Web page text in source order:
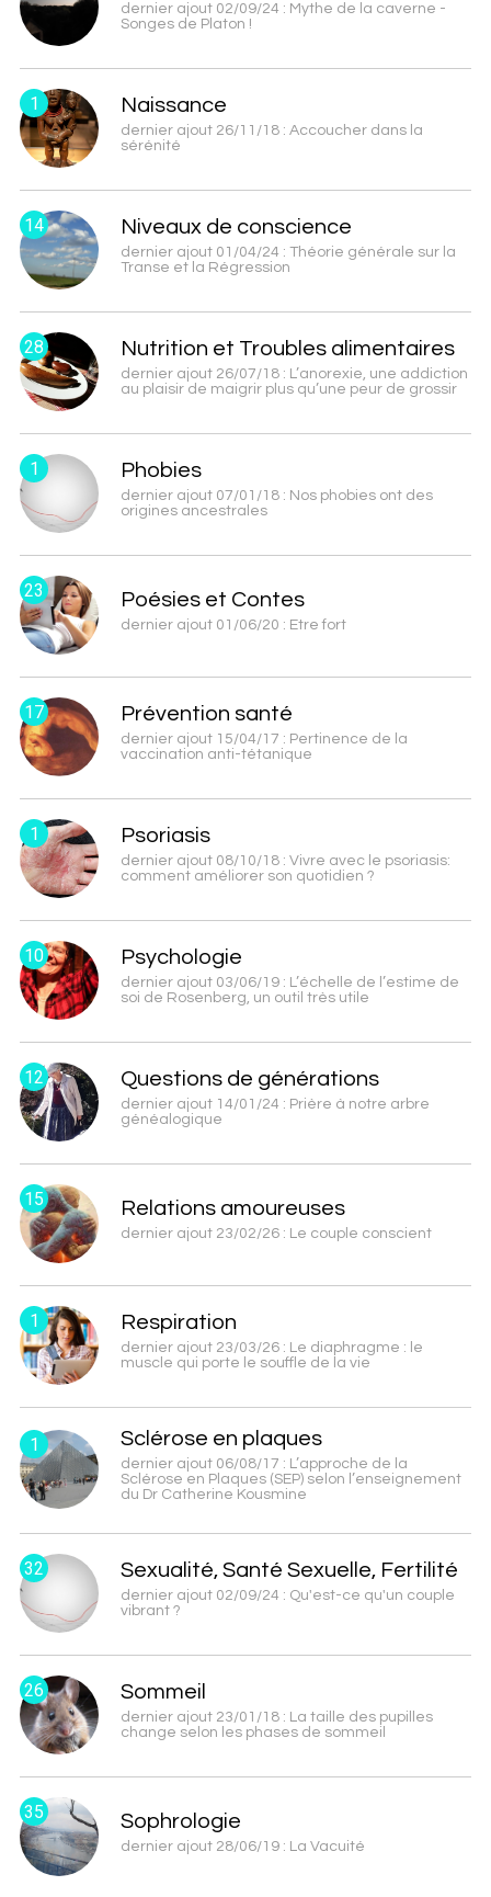
dernier ajout 02/09/24 : Mythe de la caverne -
Songes de Platon !
1 Naissance
dernier ajout 26/11/18 : Accoucher dans la
sérénité
14 Niveaux de conscience
dernier ajout 01/04/24 : Théorie générale sur la
Transe et la Régression
28 Nutrition et Troubles alimentaires
dernier ajout 26/07/18 : L’anorexie, une addiction
au plaisir de maigrir plus qu’une peur de grossir
1 Phobies
dernier ajout 07/01/18 : Nos phobies ont des
origines ancestrales
23 Poésies et Contes
dernier ajout 01/06/20 : Etre fort
17 Prévention santé
dernier ajout 15/04/17 : Pertinence de la
vaccination anti-tétanique
1 Psoriasis
dernier ajout 08/10/18 : Vivre avec le psoriasis:
comment améliorer son quotidien ?
10 Psychologie
dernier ajout 03/06/19 : L’échelle de l’estime de
soi de Rosenberg, un outil très utile
12 Questions de générations
dernier ajout 14/01/24 : Prière à notre arbre
généalogique
15 Relations amoureuses
dernier ajout 23/02/26 : Le couple conscient
1 Respiration
dernier ajout 23/03/26 : Le diaphragme : le
muscle qui porte le souffle de la vie
1 Sclérose en plaques
dernier ajout 06/08/17 : L’approche de la
Sclérose en Plaques (SEP) selon l’enseignement
du Dr Catherine Kousmine
32 Sexualité, Santé Sexuelle, Fertilité
dernier ajout 02/09/24 : Qu'est-ce qu'un couple
vibrant ?
26 Sommeil
dernier ajout 23/01/18 : La taille des pupilles
change selon les phases de sommeil
35 Sophrologie
dernier ajout 28/06/19 : La Vacuité